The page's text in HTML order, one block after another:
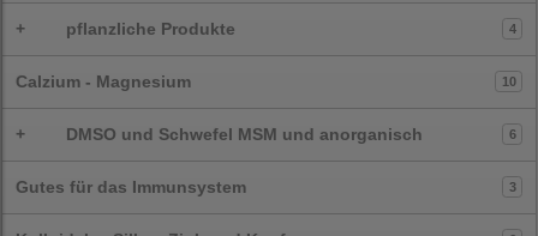
+ pflanzliche Produkte 4
Calzium - Magnesium 10
+ DMSO und Schwefel MSM und anorganisch 6
Gutes für das Immunsystem 3